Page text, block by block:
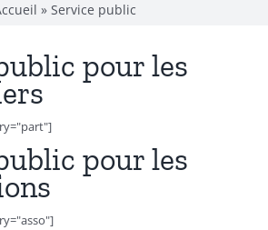
» Service public
pour les
pour les